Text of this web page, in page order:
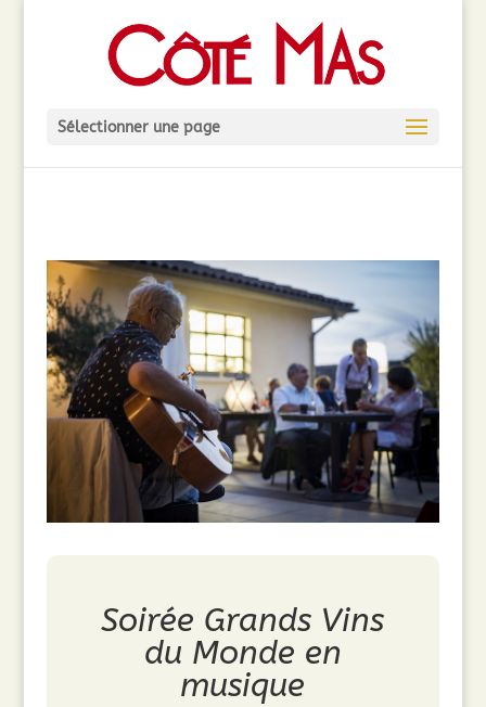
Sélectionner une page
Soirée Grands Vins
du Monde en
musique